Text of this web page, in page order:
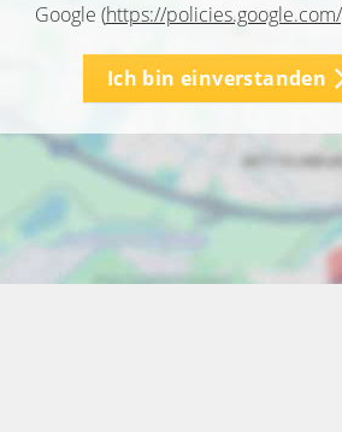
Google (https://
Ich bin einverstanden